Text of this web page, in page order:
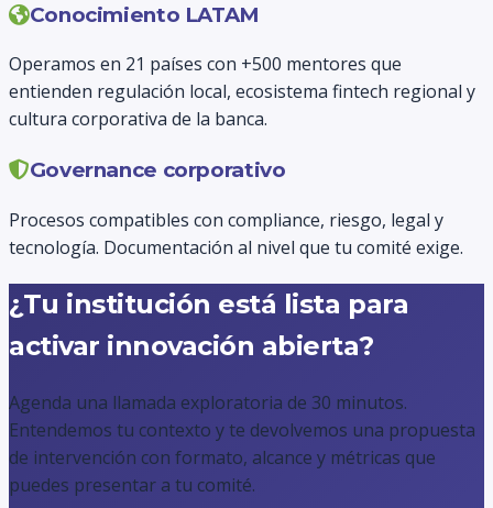
Conocimiento LATAM
Operamos en 21 países con +500 mentores que
entienden regulación local, ecosistema fintech regional y
cultura corporativa de la banca.
Governance corporativo
Procesos compatibles con compliance, riesgo, legal y
tecnología. Documentación al nivel que tu comité exige.
¿Tu institución está lista para
activar innovación abierta?
Agenda una llamada exploratoria de 30 minutos.
Entendemos tu contexto y te devolvemos una propuesta
de intervención con formato, alcance y métricas que
puedes presentar a tu comité.